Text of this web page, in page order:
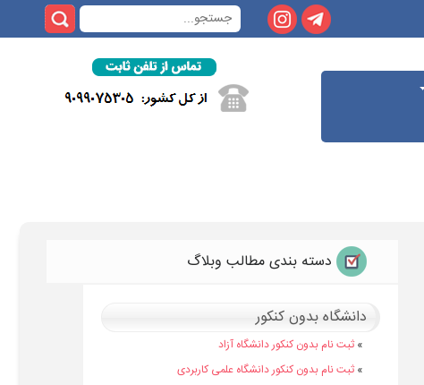
دسته بندی مطالب وبلاگ
دانشگاه بدون کنکور
» ثبت نام بدون کنکور دانشگاه آزاد
» ثبت نام بدون کنکور دانشگاه علمی کاربردی